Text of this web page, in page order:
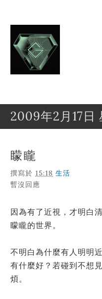
Goofyz
2009年2月17日
矇矓
撰寫於 15:18 生活
暫沒回應
因為有了近視，才明白
矇矓的世界。
不明白為什麼有人明明
有什麼好？若碰到不想
煩。